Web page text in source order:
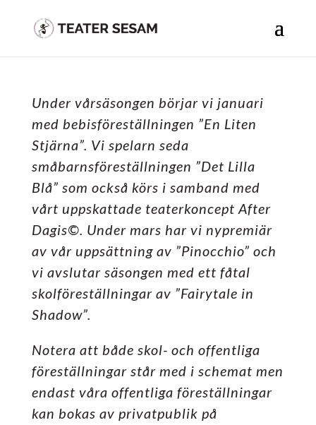
Under vårsäsongen börjar vi januari
med bebisföreställningen ”En Liten
Stjärna”. Vi spelarn seda
småbarnsföreställningen ”Det Lilla
Blå” som också körs i samband med
vårt uppskattade teaterkoncept After
Dagis©. Under mars har vi nypremiär
av vår uppsättning av ”Pinocchio” och
vi avslutar säsongen med ett fåtal
skolföreställningar av ”Fairytale in
Shadow”.
Notera att både skol- och offentliga
föreställningar står med i schemat men
endast våra offentliga föreställningar
kan bokas av privatpublik på